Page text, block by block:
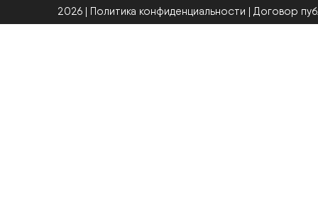
2026 | Политика конфиденциальности | Договор